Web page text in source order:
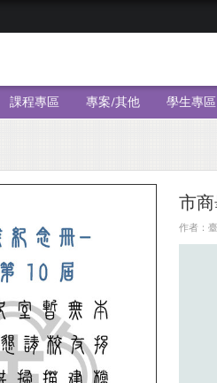
課程專區 專案/其他 學生專區
市
作者：